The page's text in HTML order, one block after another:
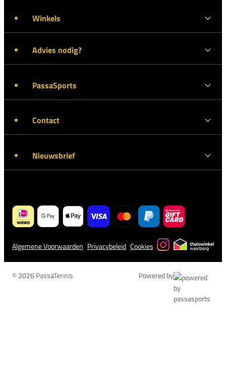
Winkels
Advies nodig?
PassaSports
Contact
Nieuwsbrief
Algemene Voorwaarden Privacybeleid Cookies
© 2026 PassaTennis Powered by